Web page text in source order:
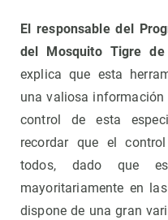
El responsable del
del Mosquito Tigre de
explica que esta
una valiosa
control de esta
recordar que el
todos, dado que
mayoritariamente en
dispone de una gran